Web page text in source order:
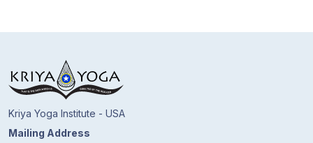
Kriya Yoga Institute - USA
Mailing Address